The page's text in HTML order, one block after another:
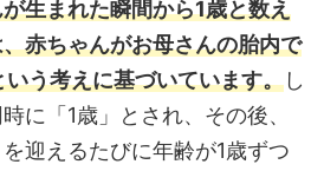
生まれた瞬間から1歳と数え
赤ちゃんがお母さんの胎内で
う考えに基づいています。し
に「1歳」とされ、その後、
迎えるたびに年齢が1歳ずつ